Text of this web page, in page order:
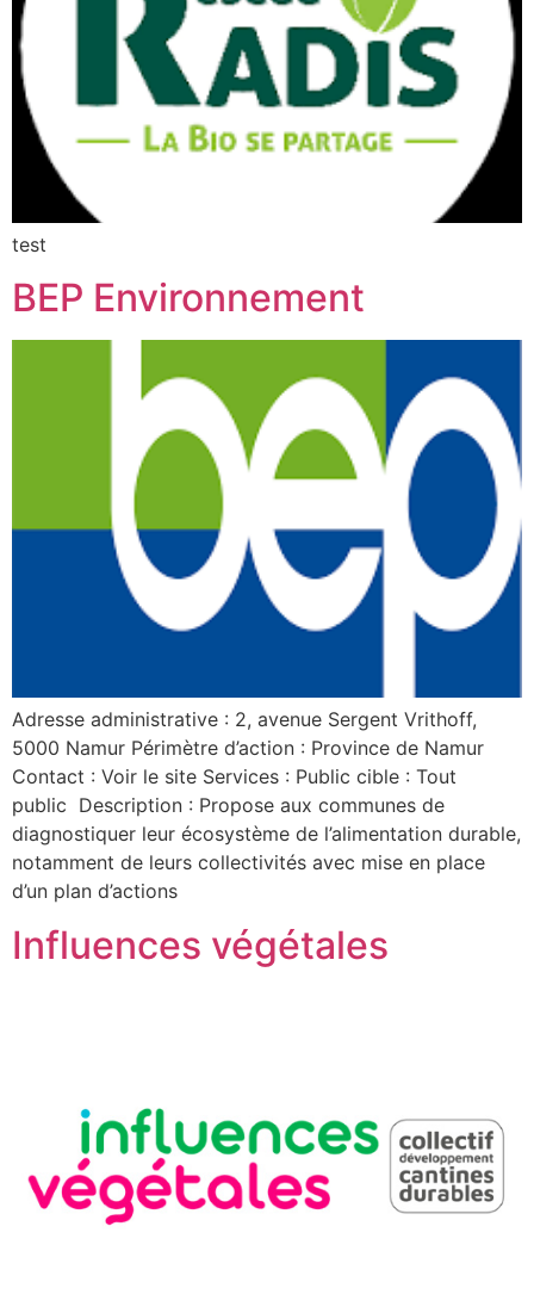
test
BEP Environnement
Adresse administrative : 2, avenue Sergent Vrithoff,
5000 Namur Périmètre d’action : Province de Namur
Contact : Voir le site Services : Public cible : Tout
public Description : Propose aux communes de
diagnostiquer leur écosystème de l’alimentation durable,
notamment de leurs collectivités avec mise en place
d’un plan d’actions
Influences végétales